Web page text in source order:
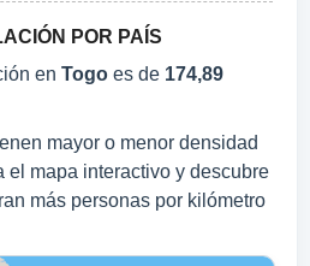
POR PAÍS
en Togo es de 174,89
mayor o menor densidad
el mapa interactivo y descubre
más personas por kilómetro